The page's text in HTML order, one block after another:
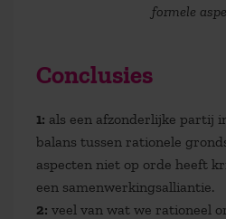
formele
Conclusies
1: als een afzonderlijke partij
balans tussen rationele
aspecten niet op orde heeft
een samenwerkingsalliantie.
2: veel van wat we rationeel